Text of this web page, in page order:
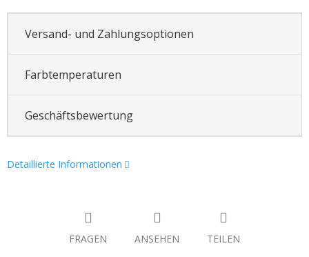
Versand- und Zahlungsoptionen
Farbtemperaturen
Geschäftsbewertung
Detaillierte Informationen
FRAGEN ANSEHEN TEILEN